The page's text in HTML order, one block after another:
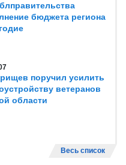
бюджета региона
поручил усилить
ветеранов
области
Весь список